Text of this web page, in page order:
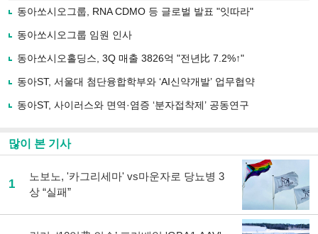
로
유
기
동아쏘시오그룹, RNA CDMO 등 글로벌 발표 "잇따라"
동아쏘시오그룹 임원 인사
동아쏘시오홀딩스, 3Q 매출 3826억 "전년比 7.2%↑"
동아ST, 서울대 첨단융합학부와 ‘AI신약개발’ 업무협약
동아ST, 사이러스와 면역·염증 ‘분자접착제’ 공동연구
많이 본 기사
1
노보노, '카그리세마' vs마운자로 당뇨병 3
상 “실패”